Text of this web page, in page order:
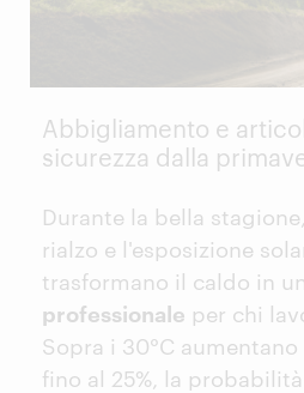
Abbigliamento e
sicurezza dalla
Durante la bella
rialzo e l'esposizione
trasformano il caldo in un
professionale per chi
Sopra i 30°C
fino al 25%, la